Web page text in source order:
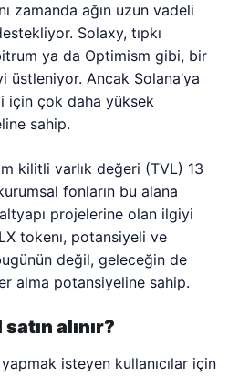
zamanda ağın uzun vadeli
Solaxy, tıpkı
ya da Optimism gibi, bir
üstleniyor. Ancak Solana’ya
için çok daha yüksek
sahip.
kilitli varlık değeri (TVL) 13
fonların bu alana
projelerine olan ilgiyi
tokenı, potansiyeli ve
değil, geleceğin de
alma potansiyeline sahip.
alınır?
yapmak isteyen kullanıcılar için